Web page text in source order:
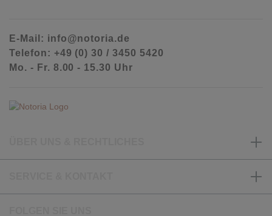
E-Mail: info@notoria.de
Telefon: +49 (0) 30 / 3450 5420
Mo. - Fr. 8.00 - 15.30 Uhr